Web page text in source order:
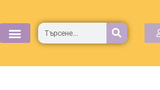
to
content
Търсене